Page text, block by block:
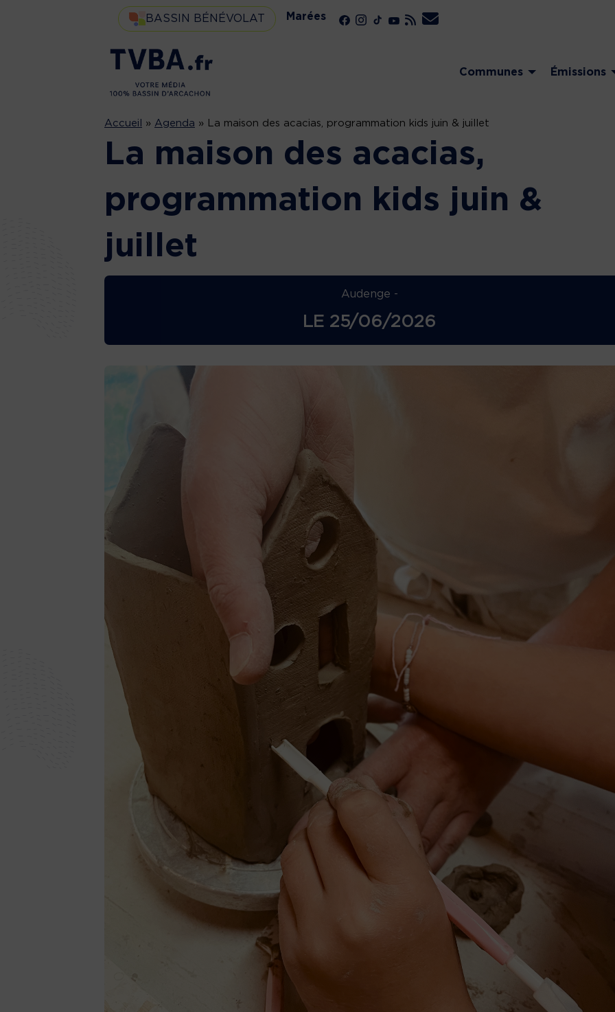
BASSIN BÉNÉVOLAT Marées
Communes Émissions
Accueil » Agenda » La maison des acacias, programmation kids juin & juillet
La maison des acacias,
programmation kids juin &
juillet
Audenge -
LE 25/06/2026